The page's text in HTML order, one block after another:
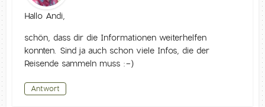
Hallo Andi,
schön, dass dir die Informationen weiterhelfen
konnten. Sind ja auch schon viele Infos, die der
Reisende sammeln muss :-)
Antwort